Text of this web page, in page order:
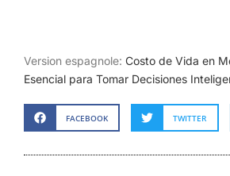
Version espagnole: Costo de Vida en
Esencial para Tomar Decisiones
FACEBOOK TWITTER